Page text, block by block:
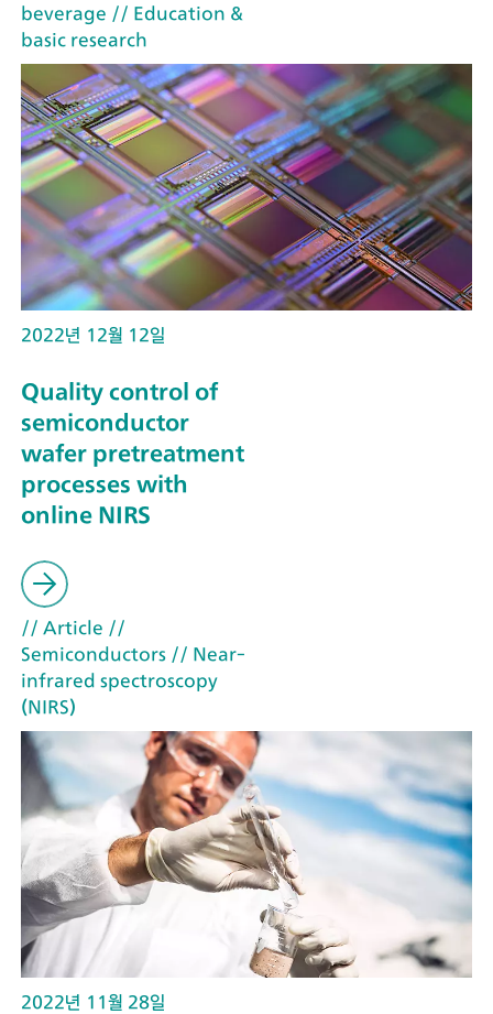
beverage // Education &
basic research
2022년 12월 12일
Quality control of
semiconductor
wafer pretreatment
processes with
online NIRS
// Article //
Semiconductors // Near-
infrared spectroscopy
(NIRS)
2022년 11월 28일